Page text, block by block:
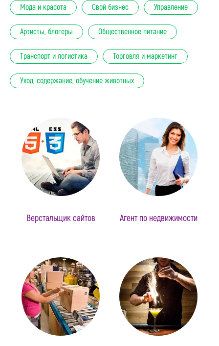
Мода и красота Свой бизнес Управление
Артисты, блогеры Общественное питание
Транспорт и логистика Торговля и маркетинг
Уход, содержание, обучение животных
Верстальщик сайтов Агент по недвижимости